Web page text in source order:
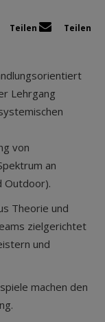
Teilen Teilen
Lehrgang
von
an
Outdoor).
Theorie und
zielgerichtet
und
machen den